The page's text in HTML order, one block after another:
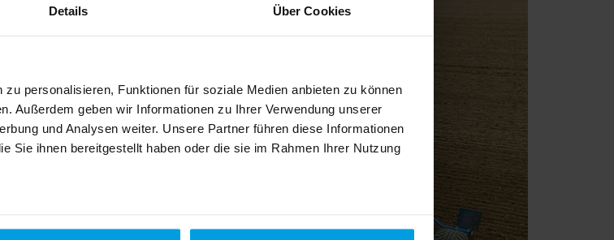
Details Über Cookies
personalisieren, Funktionen für soziale Medien anbieten zu können
Außerdem geben wir Informationen zu Ihrer Verwendung unserer
und Analysen weiter. Unsere Partner führen diese Informationen
Sie ihnen bereitgestellt haben oder die sie im Rahmen Ihrer Nutzung